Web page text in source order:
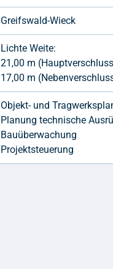
Greifswald-Wieck
Lichte Weite:
21,00 m
17,00 m
Objekt- und
Planung technische
Bauüberwachung
Projektsteuerung